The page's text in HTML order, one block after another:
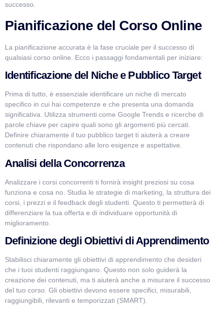
successo.
Pianificazione del Corso Online
La pianificazione accurata è la fase cruciale per il successo di
qualsiasi corso online. Ecco i passaggi fondamentali per iniziare:
Identificazione del Niche e Pubblico Target
Prima di tutto, è essenziale identificare un niche di mercato
specifico in cui hai competenze e che presenta una domanda
significativa. Utilizza strumenti come Google Trends e ricerche di
parole chiave per capire quali sono gli argomenti più cercati.
Definire chiaramente il tuo pubblico target ti aiuterà a creare
contenuti che rispondano alle loro esigenze e aspettative.
Analisi della Concorrenza
Analizzare i corsi concorrenti ti fornirà insight preziosi su cosa
funziona e cosa no. Studia le strategie di marketing, la struttura dei
corsi, i prezzi e il feedback degli studenti. Questo ti permetterà di
differenziare la tua offerta e di individuare opportunità di
miglioramento.
Definizione degli Obiettivi di Apprendimento
Stabilisci chiaramente gli obiettivi di apprendimento che desideri
che i tuoi studenti raggiungano. Questo non solo guiderà la
creazione dei contenuti, ma ti aiuterà anche a misurare il successo
del tuo corso. Gli obiettivi devono essere specifici, misurabili,
raggiungibili, rilevanti e temporizzati (SMART).
Salve! Sono VismarChat, l'agente AI di Vismarcorp. In
cosa possiamo esserti utile?